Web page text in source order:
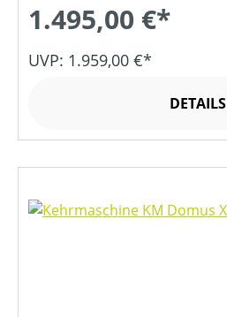
1.495,00 €*
UVP: 1.959,00 €*
DETAILS